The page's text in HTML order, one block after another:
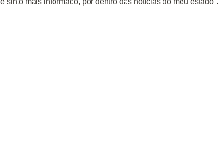
mais informado, por dentro das notícias do meu estado”.